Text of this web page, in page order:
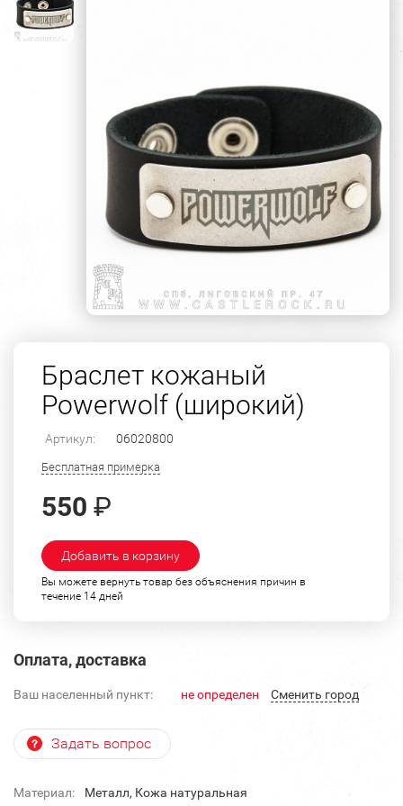
Браслет кожаный
Powerwolf (широкий)
Артикул: 06020800
Бесплатная примерка
550 ₽
Добавить в корзину
Вы можете вернуть товар без объяснения причин в
течение 14 дней
Оплата, доставка
Ваш населенный пункт: не определен Cменить город
Задать вопрос
Материал:
Металл, Кожа натуральная